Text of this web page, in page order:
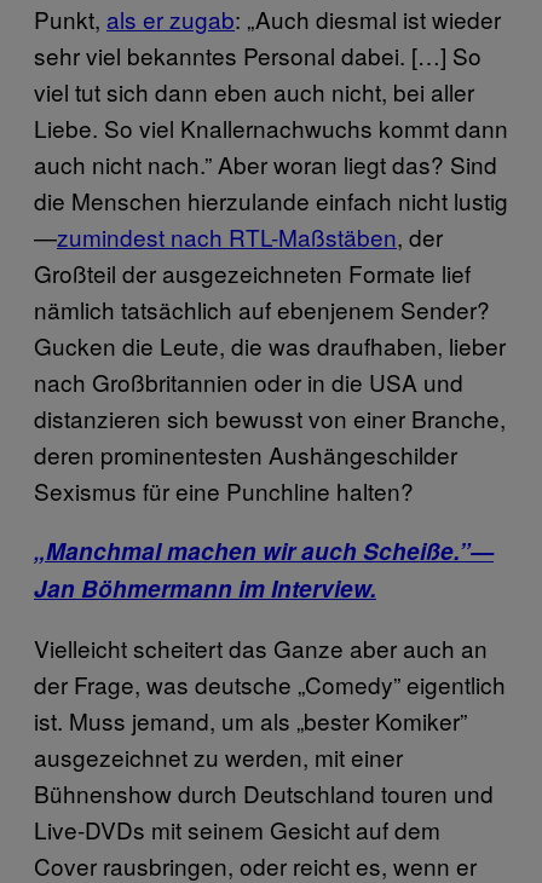
Punkt, als er zugab: „Auch diesmal ist wieder
sehr viel bekanntes Personal dabei. […] So
viel tut sich dann eben auch nicht, bei aller
Liebe. So viel Knallernachwuchs kommt dann
auch nicht nach.” Aber woran liegt das? Sind
die Menschen hierzulande einfach nicht lustig
—zumindest nach RTL-Maßstäben, der
Großteil der ausgezeichneten Formate lief
nämlich tatsächlich auf ebenjenem Sender?
Gucken die Leute, die was draufhaben, lieber
nach Großbritannien oder in die USA und
distanzieren sich bewusst von einer Branche,
deren prominentesten Aushängeschilder
Sexismus für eine Punchline halten?
„Manchmal machen wir auch Scheiße.”—
Jan Böhmermann im Interview.
Vielleicht scheitert das Ganze aber auch an
der Frage, was deutsche „Comedy” eigentlich
ist. Muss jemand, um als „bester Komiker”
ausgezeichnet zu werden, mit einer
Bühnenshow durch Deutschland touren und
Live-DVDs mit seinem Gesicht auf dem
Cover rausbringen, oder reicht es, wenn er